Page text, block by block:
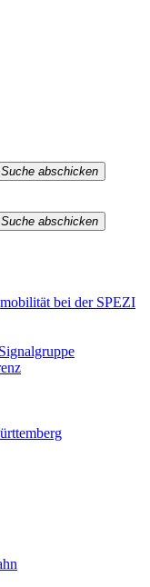
Suche abschicken
Suche abschicken
bei der SPEZI